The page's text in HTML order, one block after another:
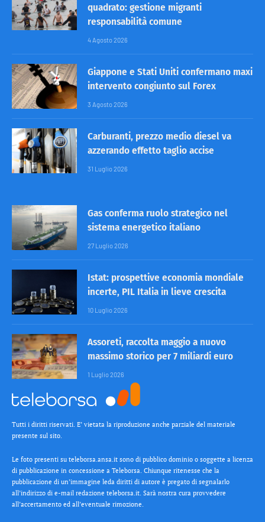
quadrato: gestione migranti
responsabilità comune
4 Agosto 2026
Giappone e Stati Uniti confermano maxi
intervento congiunto sul Forex
3 Agosto 2026
Carburanti, prezzo medio diesel va
azzerando effetto taglio accise
31 Luglio 2026
Gas conferma ruolo strategico nel
sistema energetico italiano
27 Luglio 2026
Istat: prospettive economia mondiale
incerte, PIL Italia in lieve crescita
10 Luglio 2026
Assoreti, raccolta maggio a nuovo
massimo storico per 7 miliardi euro
1 Luglio 2026
Tutti i diritti riservati. E’ vietata la riproduzione anche parziale del materiale
presente sul sito.
Le foto presenti su teleborsa.ansa.it sono di pubblico dominio o soggette a licenza
di pubblicazione in concessione a Teleborsa. Chiunque ritenesse che la
pubblicazione di un’immagine leda diritti di autore è pregato di segnalarlo
all’indirizzo di e-mail redazione teleborsa.it. Sarà nostra cura provvedere
all’accertamento ed all’eventuale rimozione.